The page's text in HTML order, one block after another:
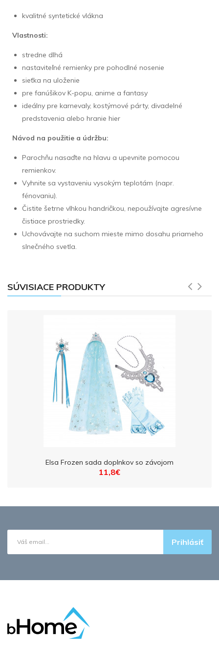
kvalitné syntetické vlákna
Vlastnosti:
stredne dlhá
nastaviteľné remienky pre pohodlné nosenie
sieťka na uloženie
pre fanúšikov K-popu, anime a fantasy
ideálny pre karnevaly, kostýmové párty, divadelné
predstavenia alebo hranie hier
Návod na použitie a údržbu:
Parochňu nasaďte na hlavu a upevnite pomocou
remienkov.
Vyhnite sa vystaveniu vysokým teplotám (napr.
fénovaniu).
Čistite šetrne vlhkou handričkou, nepoužívajte agresívne
čistiace prostriedky.
Uchovávajte na suchom mieste mimo dosahu priameho
slnečného svetla.
SÚVISIACE PRODUKTY
Elsa Frozen sada doplnkov so závojom
11,8€
Prihlásiť